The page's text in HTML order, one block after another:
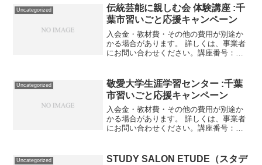
02-01利用期間 2020/10/12〜2021/05/...
Uncategorized
伝統芸能に親しむ会 体験講座 :千
葉市習いごと応援キャンペーン
入会金・教材費・その他の費用が別途か
かる場合があります。 詳しくは、事業者
にお問い合わせください。講座番号：
～大人講座番号：1660-01...
Uncategorized
敬愛大学生涯学習センター :千葉
市習いごと応援キャンペーン
入会金・教材費・その他の費用が別途か
かる場合があります。 詳しくは、事業者
にお問い合わせください。講座番号：
曜7:40～8:20（40分）／全...
Uncategorized
STUDY SALON ETUDE（スタデ